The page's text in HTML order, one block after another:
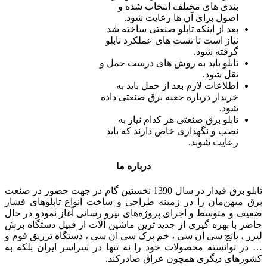
بندی های مختلف انتخاب شده و
اصول برای آن ها رعایت شود.
بعد از اینکه تابلو صنعتی ساخته شد
نیاز است تا تست های عملکرد تابلو
گرفته شود.
تابلو باید به روش های درست حمل و
نقل شود. ‌
اطلاعات لازم بعد از حمل باید به
خریدار درباره جعبه برق صنعتی داده
شود.
تابلو برق صنعتی هر کدام نیاز به
نصب و نگهداری خاص دارند که باید
رعایت شوند.
درباره ما
تابلو برق فیدار در سال 1390 نخستین گام در جهت حضور در صنعت
برق میهن‌مان را در زمينه طراحي و ساخت انواع تابلوهای فشار
ضعيف و متوسط و اجرای پروژه‌های نيرو رسانی آغاز نمودو در حال
حاضر با بهره گیری از جدید ترین ماشین آلات از قبیل دستگاه برش
لیزر ، پانچ سی ان سی ، خم برک سی ان سی ، دستگاه تزریق فوم و
… در توانسته محصولات خود را نه تنها در سراسر ایران بلکه به
کشورهای دیگری همچون عراق صادرکند.